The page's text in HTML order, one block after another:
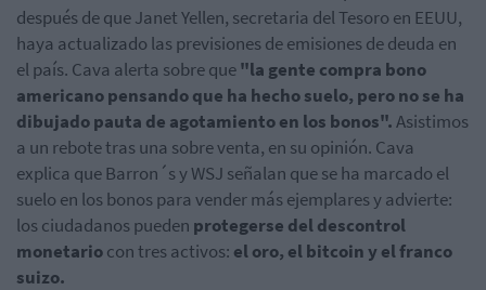
después de que Janet Yellen, secretaria del Tesoro en EEUU,
haya actualizado las previsiones de emisiones de deuda en
el país. Cava alerta sobre que"la gente compra bono
americano pensando que ha hecho suelo, pero no se ha
dibujado pauta de agotamiento en los bonos".Asistimos
a un rebote tras una sobre venta, en su opinión. Cava
explica que Barron´s y WSJ señalan que se ha marcado el
suelo en los bonos para vender más ejemplares y advierte:
los ciudadanos pueden protegerse del descontrol
monetariocon tres activos: el oro, el bitcoin y el franco
suizo.